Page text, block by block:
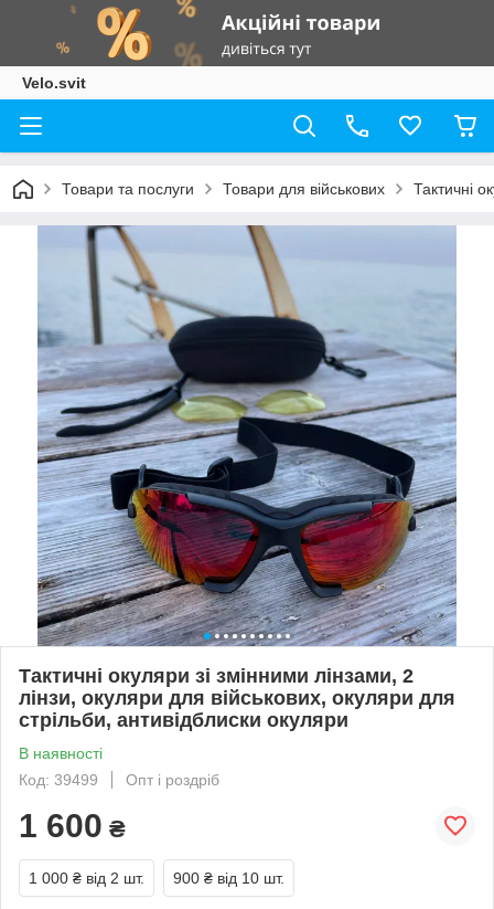
Velo.svit
Товари та послуги Товари для військових Тактичні
Тактичні окуляри зі змінними лінзами, 2
лінзи, окуляри для військових, окуляри для
стрільби, антивідблиски окуляри
В наявності
Код: 39499
Опт і роздріб
1 600 ₴
1 000 ₴ від 2 шт. 900 ₴ від 10 шт.